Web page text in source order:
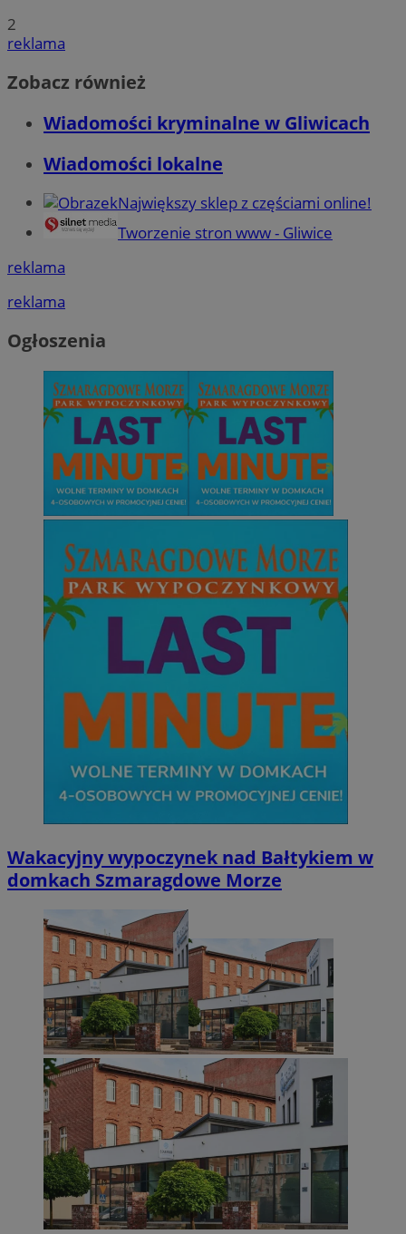
2
reklama
Zobacz również
Wiadomości kryminalne w Gliwicach
Wiadomości lokalne
Największy sklep z częściami online!
Tworzenie stron www - Gliwice
reklama
reklama
Ogłoszenia
Wakacyjny wypoczynek nad Bałtykiem w
domkach Szmaragdowe Morze